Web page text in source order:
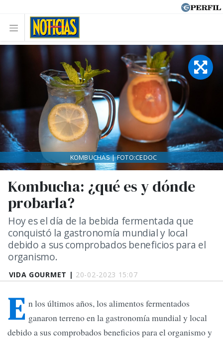
VIDA GOURMET | 20-02-2023 15:07
Kombucha: ¿qué es y dónde
probarla?
Hoy es el día de la bebida fermentada que
conquistó la gastronomía mundial y local
debido a sus comprobados beneficios para el
organismo.
KOMBUCHAS | FOTO:CEDOC
E n los últimos años, los alimentos fermentados
ganaron terreno en la gastronomía mundial y local
debido a sus comprobados beneficios para el organismo y